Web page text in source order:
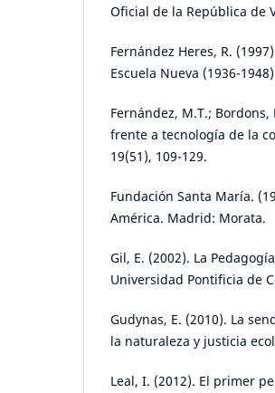
Oficial de la República de
Fernández Heres, R.
Escuela Nueva (1936-
Fernández, M.T.;
frente a tecnología de la
19(51), 109-129.
Fundación Santa María.
América. Madrid: Morata.
Gil, E. (2002). La
Universidad Pontificia de
Gudynas, E. (2010). La
la naturaleza y justicia
Leal, I. (2012). El primer